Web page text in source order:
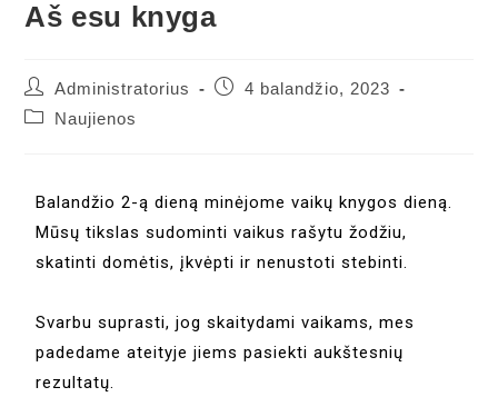
Aš esu knyga
Administratorius
4 balandžio, 2023
Naujienos
Balandžio 2-ą dieną minėjome vaikų knygos dieną.
Mūsų tikslas sudominti vaikus rašytu žodžiu,
skatinti domėtis, įkvėpti ir nenustoti stebinti.
Svarbu suprasti, jog skaitydami vaikams, mes
padedame ateityje jiems pasiekti aukštesnių
rezultatų.